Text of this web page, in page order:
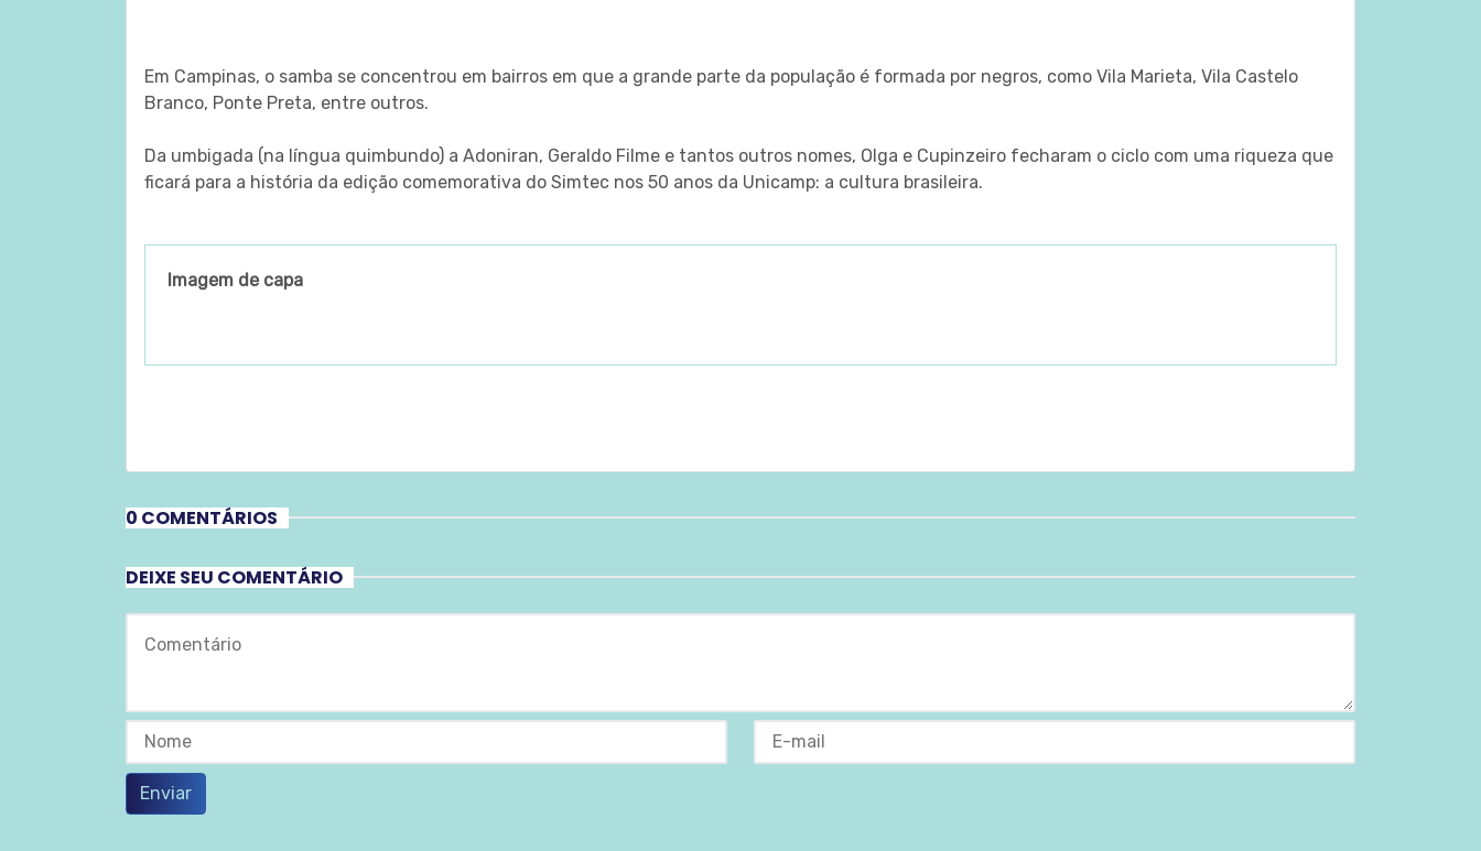
Em Campinas, o samba se concentrou em bairros em que a grande parte da população é formada por negros, como Vila Marieta, Vila Castelo
Branco, Ponte Preta, entre outros.
Da umbigada (na língua quimbundo) a Adoniran, Geraldo Filme e tantos outros nomes, Olga e Cupinzeiro fecharam o ciclo com uma riqueza que
ficará para a história da edição comemorativa do Simtec nos 50 anos da Unicamp: a cultura brasileira.
Imagem de capa
0 COMENTÁRIOS
DEIXE SEU COMENTÁRIO
Enviar